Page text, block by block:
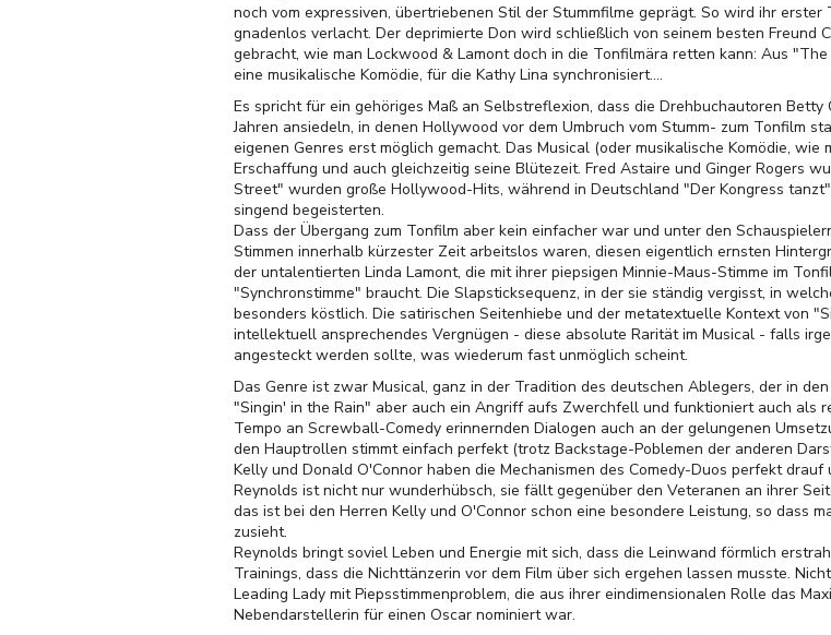
noch vom expressiven, übertriebenen Stil der Stummfilme geprägt. So wird ihr
gnadenlos verlacht. Der deprimierte Don wird schließlich von seinem besten Freund
gebracht, wie man Lockwood & Lamont doch in die Tonfilmära retten kann: Aus
eine musikalische Komödie, für die Kathy Lina synchronisiert....
Es spricht für ein gehöriges Maß an Selbstreflexion, dass die Drehbuchautoren
Jahren ansiedeln, in denen Hollywood vor dem Umbruch vom Stumm- zum Tonfilm
eigenen Genres erst möglich gemacht. Das Musical (oder musikalische Komödie,
Erschaffung und auch gleichzeitig seine Blütezeit. Fred Astaire und Ginger Rogers
Street" wurden große Hollywood-Hits, während in Deutschland "Der Kongress
singend begeisterten.
Dass der Übergang zum Tonfilm aber kein einfacher war und unter den
Stimmen innerhalb kürzester Zeit arbeitslos waren, diesen eigentlich ernsten
der untalentierten Linda Lamont, die mit ihrer piepsigen Minnie-Maus-Stimme im
"Synchronstimme" braucht. Die Slapsticksequenz, in der sie ständig vergisst, in
besonders köstlich. Die satirischen Seitenhiebe und der metatextuelle Kontext von
intellektuell ansprechendes Vergnügen - diese absolute Rarität im Musical - falls
angesteckt werden sollte, was wiederum fast unmöglich scheint.
Das Genre ist zwar Musical, ganz in der Tradition des deutschen Ablegers, der in
"Singin' in the Rain" aber auch ein Angriff aufs Zwerchfell und funktioniert auch als
Tempo an Screwball-Comedy erinnernden Dialogen auch an der gelungenen
den Hauptrollen stimmt einfach perfekt (trotz Backstage-Poblemen der anderen
Kelly und Donald O'Connor haben die Mechanismen des Comedy-Duos perfekt
Reynolds ist nicht nur wunderhübsch, sie fällt gegenüber den Veteranen an ihrer
das ist bei den Herren Kelly und O'Connor schon eine besondere Leistung, so dass
zusieht.
Reynolds bringt soviel Leben und Energie mit sich, dass die Leinwand förmlich
Trainings, dass die Nichttänzerin vor dem Film über sich ergehen lassen musste.
Leading Lady mit Piepsstimmenproblem, die aus ihrer eindimensionalen Rolle das
Nebendarstellerin für einen Oscar nominiert war.